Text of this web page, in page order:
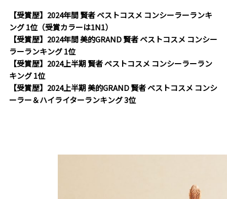
【受賞歴】2024年間 賢者 ベストコスメ コンシーラーランキ
ング 1位（受賞カラーは1N1）
【受賞歴】2024年間 美的GRAND 賢者 ベストコスメ コンシー
ラーランキング 1位
【受賞歴】2024上半期 賢者 ベストコスメ コンシーラーラン
キング 1位
【受賞歴】2024上半期 美的GRAND 賢者 ベストコスメ コンシ
ーラー＆ハイライターランキング 3位